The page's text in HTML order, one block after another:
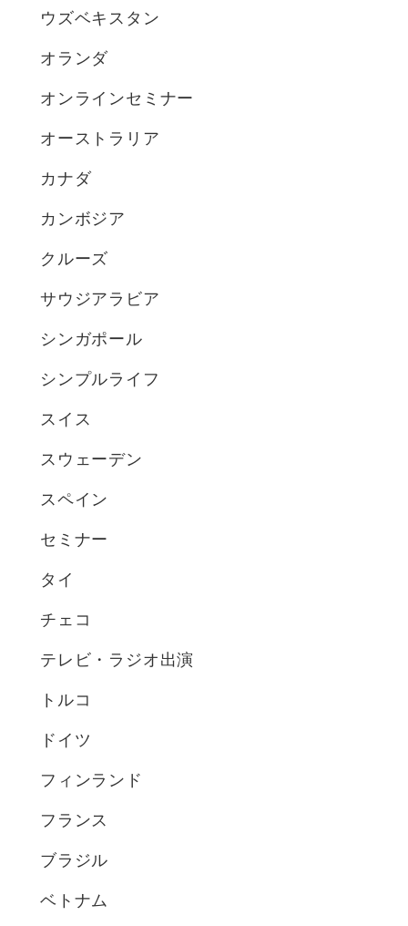
ウズベキスタン
オランダ
オンラインセミナー
オーストラリア
カナダ
カンボジア
クルーズ
サウジアラビア
シンガポール
シンプルライフ
スイス
スウェーデン
スペイン
セミナー
タイ
チェコ
テレビ・ラジオ出演
トルコ
ドイツ
フィンランド
フランス
ブラジル
ベトナム